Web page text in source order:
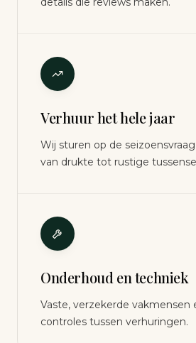
Verhuur het hele jaar
Wij sturen op de
van drukte tot rustige
Onderhoud en techniek
Vaste, verzekerde vakmensen
controles tussen verhuringen.